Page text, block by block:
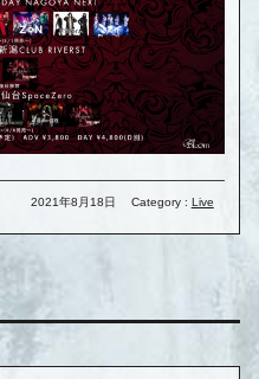
2021年8月18日 Category : Live